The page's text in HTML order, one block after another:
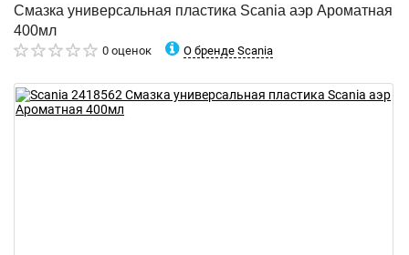
Смазка универсальная пластика Scania аэр Ароматная
400мл
0 оценок О бренде Scania